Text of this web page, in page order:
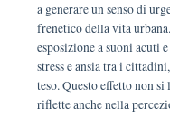
a generare un senso di
frenetico della vita
esposizione a suoni
stress e ansia tra i
teso. Questo effetto non
riflette anche nella